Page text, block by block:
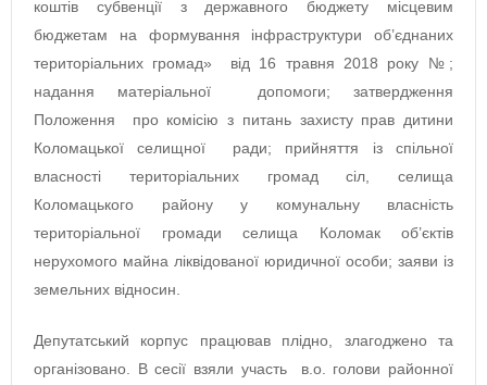
коштів субвенції з державного бюджету місцевим
бюджетам на формування інфраструктури об’єднаних
територіальних громад» від 16 травня 2018 року №;
надання матеріальної допомоги; затвердження
Положення про комісію з питань захисту прав дитини
Коломацької селищної ради; прийняття із спільної
власності територіальних громад сіл, селища
Коломацького району у комунальну власність
територіальної громади селища Коломак об’єктів
нерухомого майна ліквідованої юридичної особи; заяви із
земельних відносин.
Депутатський корпус працював плідно, злагоджено та
організовано. В сесії взяли участь в.о. голови районної